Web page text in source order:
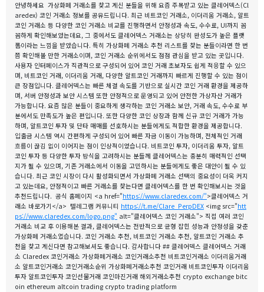
안녕하세요 가상화폐 거래소를 찾고 계신 분들을 위해 요즘 주목받고 있는 클레어덱스(Cl
aredex) 코인 거래소 정보를 공유드립니다. 최근 비트코인 거래소, 이더리움 거래소, 알트
코인 거래소 등 다양한 코인 거래소 비교를 진행하면서 안정성과 속도, 수수료, UI까지 꼼
꼼하게 확인해보았는데요, 그 중에서도 클레어덱스 거래소는 상당히 완성도가 높은 플랫
폼이라는 느낌을 받았습니다. 특히 가상화폐 거래소 추천 리스트를 찾는 분들이라면 한 번
쯤 확인해볼 만한 거래소이며, 코인 거래소 순위에서도 점점 관심을 받고 있는 곳입니다.
사용자 인터페이스가 직관적으로 구성되어 있어 코인 거래 초보자도 쉽게 적응할 수 있으
며, 비트코인 거래, 이더리움 거래, 다양한 알트코인 거래까지 빠르게 진행할 수 있는 점이
큰 장점입니다. 클레어덱스는 빠른 체결 속도를 기반으로 실시간 코인 거래 환경을 제공하
며, 서버 안정성과 보안 시스템 또한 안정적으로 운영되고 있어 안전한 가상자산 거래가
가능합니다. 요즘 많은 분들이 중요하게 생각하는 코인 거래소 보안, 거래 속도, 수수료 부
분에서도 만족도가 높은 편입니다. 또한 다양한 코인 상장과 함께 신규 코인 거래가 가능
하며, 알트코인 투자 및 단타 매매를 선호하시는 분들에게도 적합한 환경을 제공합니다.
입출금 시스템 역시 간편하게 구성되어 있어 빠른 자금 이동이 가능하며, 전체적인 거래
흐름이 끊김 없이 이어지는 점이 인상적이었습니다. 비트코인 투자, 이더리움 투자, 알트
코인 투자 등 다양한 투자 방식을 고려하시는 분들께 클레어덱스는 충분히 매력적인 선택
지가 될 수 있으며, 기존 거래소에서 이동을 고민하시는 분들에게도 좋은 대안이 될 수 있
습니다. 최근 코인 시장이 다시 활성화되면서 가상화폐 거래소 선택의 중요성이 더욱 커지
고 있는데요, 안정적이고 빠른 거래소를 찾는다면 클레어덱스를 한 번 확인해보시는 것을
추천드립니다. 공식 홈페이지 <a href="https://www.claredex.com/">클레어덱스 거
래소 바로가기</a> 텔레그램 커뮤니티 https://t.me/Clare_PerpDEX <img src="htt
ps://www.claredex.com/logo.png" alt="클레어덱스 코인 거래소"> 직접 여러 코인
거래소 비교 후 이용해본 결과, 클레어덱스는 전반적으로 균형 잡힌 성능과 안정성을 갖춘
가상화폐 거래소였습니다. 코인 거래소 추천, 비트코인 거래소 추천, 알트코인 거래소 추
천을 찾고 계신다면 참고해보셔도 좋습니다. 감사합니다 ## 클레어덱스 클레어덱스 거래
소 Claredex 코인거래소 가상화폐거래소 코인거래소추천 비트코인거래소 이더리움거래
소 알트코인거래소 코인거래소순위 가상화폐거래소추천 코인거래 비트코인투자 이더리움
투자 알트코인투자 코인선물거래 코인마진거래 해외거래소추천 crypto exchange bitc
oin ethereum altcoin trading crypto trading platform